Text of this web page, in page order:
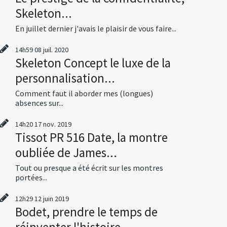
Skeleton...
En juillet dernier j'avais le plaisir de vous faire...
14h5908 juil. 2020
Skeleton Concept le luxe de la
personnalisation...
Comment faut il aborder mes (longues)
absences sur...
14h2017nov. 2019
Tissot PR 516 Date, la montre
oubliée de James...
Tout ou presque a été écrit sur les montres
portées...
12h2912juin 2019
Bodet, prendre le temps de